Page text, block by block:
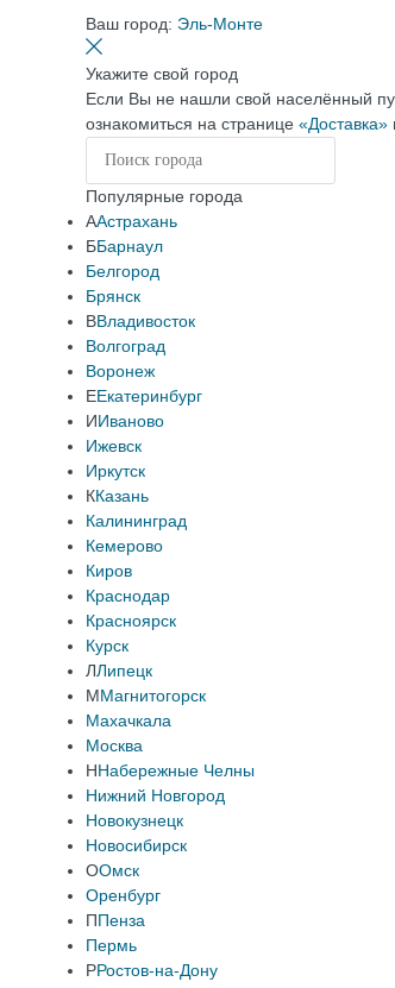
Ваш город: Эль-Монте
Укажите свой город
Если Вы не нашли свой населённый
ознакомиться на странице «Доставка»
Популярные города
ААстрахань
ББарнаул
Белгород
Брянск
ВВладивосток
Волгоград
Воронеж
ЕЕкатеринбург
ИИваново
Ижевск
Иркутск
ККазань
Калининград
Кемерово
Киров
Краснодар
Красноярск
Курск
ЛЛипецк
ММагнитогорск
Махачкала
Москва
ННабережные Челны
Нижний Новгород
Новокузнецк
Новосибирск
ООмск
Оренбург
ППенза
Пермь
РРостов-на-Дону